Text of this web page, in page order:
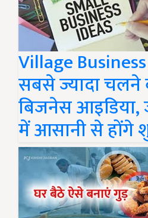
Village
सबसे ज्यादा चलने
बिजनेस
में आसानी से होंगे